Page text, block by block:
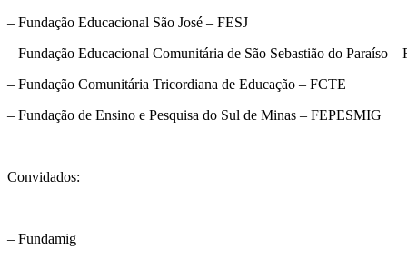
– Fundação Educacional São José – FESJ
– Fundação Educacional Comunitária de São Sebastião do Paraíso –
– Fundação Comunitária Tricordiana de Educação – FCTE
– Fundação de Ensino e Pesquisa do Sul de Minas – FEPESMIG
Convidados:
– Fundamig